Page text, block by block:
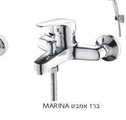
ברז אמבט MARINA